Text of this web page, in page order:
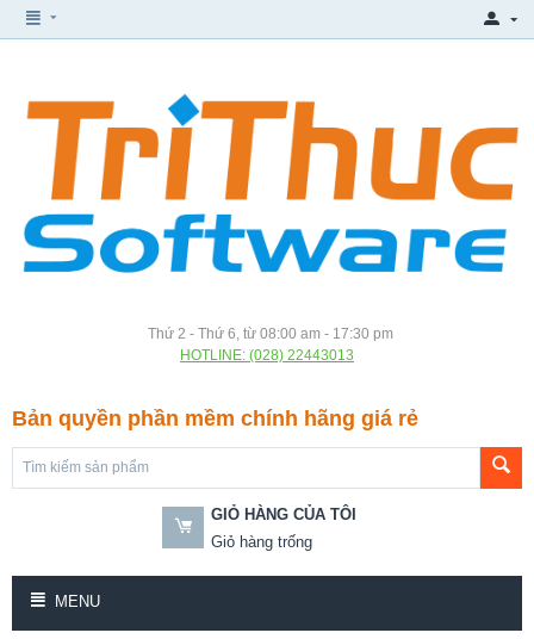
Thứ 2 - Thứ 6, từ 08:00 am - 17:30 pm
HOTLINE: (028) 22443013
Bản quyền phần mềm chính hãng giá rẻ
GIỎ HÀNG CỦA TÔI
Giỏ hàng trống
MENU